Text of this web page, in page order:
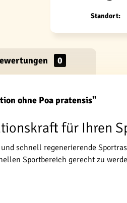
Standort:
0
ohne Poa pratensis"
für Ihren
schnell regenerierende
Sportbereich gerecht zu